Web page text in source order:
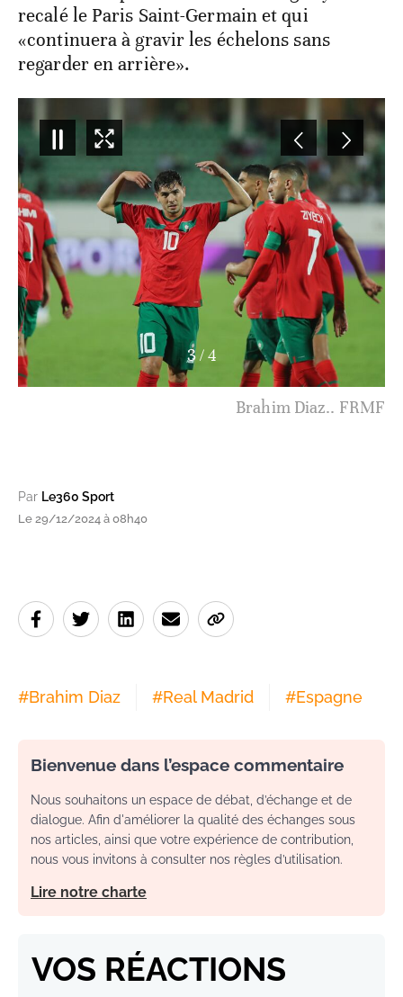
recalé le Paris Saint-Germain et qui
«continuera à gravir les échelons sans
regarder en arrière».
3/4
Brahim Diaz.. FRMF
Par Le360 Sport
Le 29/12/2024 à 08h40
#Brahim Diaz #Real Madrid #Espagne
Bienvenue dans l’espace commentaire
Nous souhaitons un espace de débat, d’échange et de
dialogue. Afin d'améliorer la qualité des échanges sous
nos articles, ainsi que votre expérience de contribution,
nous vous invitons à consulter nos règles d’utilisation.
Lire notre charte
VOS RÉACTIONS